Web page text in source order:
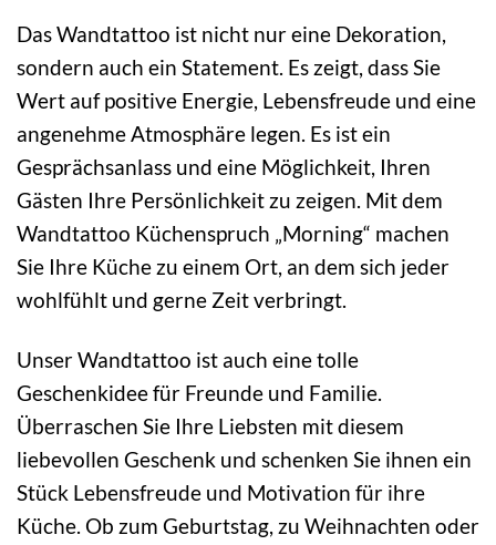
Das Wandtattoo ist nicht nur eine Dekoration,
sondern auch ein Statement. Es zeigt, dass Sie
Wert auf positive Energie, Lebensfreude und eine
angenehme Atmosphäre legen. Es ist ein
Gesprächsanlass und eine Möglichkeit, Ihren
Gästen Ihre Persönlichkeit zu zeigen. Mit dem
Wandtattoo Küchenspruch „Morning“ machen
Sie Ihre Küche zu einem Ort, an dem sich jeder
wohlfühlt und gerne Zeit verbringt.
Unser Wandtattoo ist auch eine tolle
Geschenkidee für Freunde und Familie.
Überraschen Sie Ihre Liebsten mit diesem
liebevollen Geschenk und schenken Sie ihnen ein
Stück Lebensfreude und Motivation für ihre
Küche. Ob zum Geburtstag, zu Weihnachten oder